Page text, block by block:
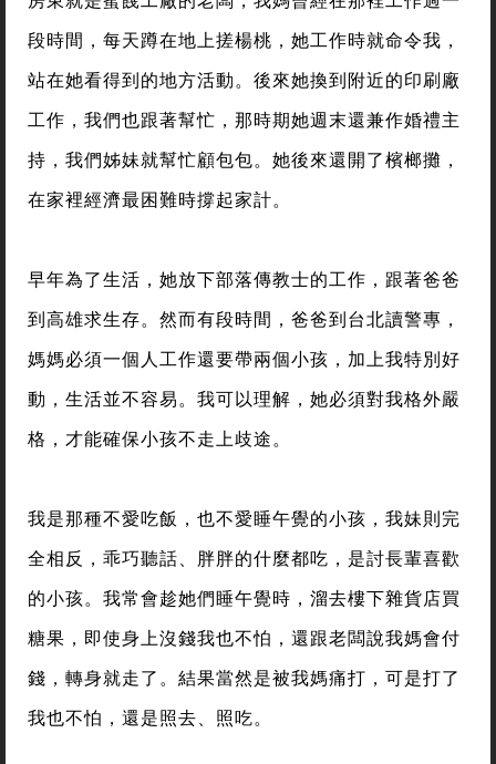
段時間，每天蹲在地上搓楊桃，她工作時就命令我，
站在她看得到的地方活動。後來她換到附近的印刷廠
工作，我們也跟著幫忙，那時期她週末還兼作婚禮主
持，我們姊妹就幫忙顧包包。她後來還開了檳榔攤，
在家裡經濟最困難時撐起家計。
早年為了生活，她放下部落傳教士的工作，跟著爸爸
到高雄求生存。然而有段時間，爸爸到台北讀警專，
媽媽必須一個人工作還要帶兩個小孩，加上我特別好
動，生活並不容易。我可以理解，她必須對我格外嚴
格，才能確保小孩不走上歧途。
我是那種不愛吃飯，也不愛睡午覺的小孩，我妹則完
全相反，乖巧聽話、胖胖的什麼都吃，是討長輩喜歡
的小孩。我常會趁她們睡午覺時，溜去樓下雜貨店買
糖果，即使身上沒錢我也不怕，還跟老闆說我媽會付
錢，轉身就走了。結果當然是被我媽痛打，可是打了
我也不怕，還是照去、照吃。